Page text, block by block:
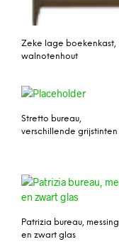
Zeke lage boekenkast,
walnotenhout
Stretto bureau,
verschillende grijstinten
Patrizia bureau, messing
en zwart glas